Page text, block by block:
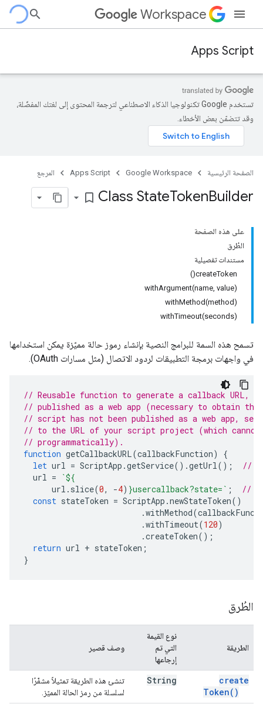
Workspace
Apps Script
تستخدم Google تكنولوجيا الذكاء الاصطناعي لترجمة المحتوى إلى لغتك المفضّلة،
وقد تتضمّن بعض الأخطاء.
الصفحة الرئيسية Google Workspace
Apps Script المرجع
Class StateTokenBuilder
bookmark_border
على هذه الصفحة
الطُرق
مستندات تفصيلية
createToken()
withArgument(name, value)
withMethod(method)
withTimeout(seconds)
تسمح هذه السمة للبرامج النصية بإنشاء رموز حالة مميّزة يمكن استخدامها
في واجهات برمجة التطبيقات لردود الاتصال (مثل مسارات OAuth).
// Reusable function to generate a callback URL,
// published as a web app (necessary to obtain
// script has not been published as a web app,
// to the URL of your script project (which cannot
// programmatically).
function getCallbackURL(callbackFunction)
{
let url = ScriptApp .getService().getUrl();
//
url = `${
url . slice(0, -4) }usercallback?state=` ;
//
const stateToken = ScriptApp .newStateToken()
.withMethod(
.withTimeout(120)
.createToken();
return url + stateToken ;
}
الطُرق
الطريقة
نوع القيمة
التي تم
إرجاعها
وصف قصير
create
Token( )
String
تنشئ هذه الطريقة تمثيلاً مشفّرًا
لسلسلة من رمز الحالة المميّز.